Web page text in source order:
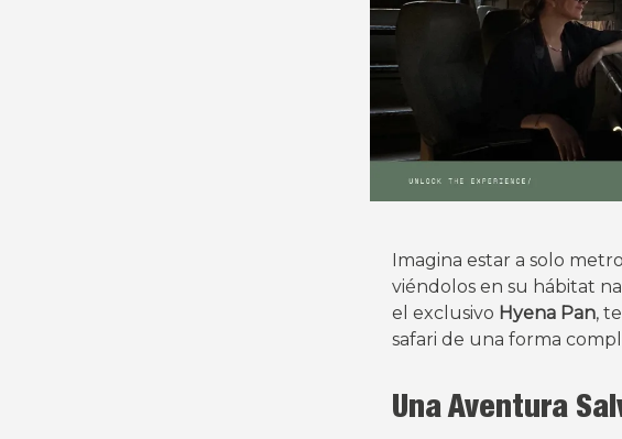
Imagina estar a solo
viéndolos en su hábitat
el exclusivo Hyena Pan,
safari de una forma
Una Aventura